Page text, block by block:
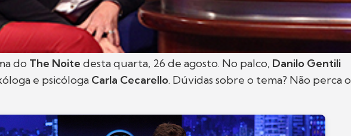
do The Noite desta quarta, 26 de agosto. No palco, Danilo Gentili
e psicóloga Carla Cecarello. Dúvidas sobre o tema? Não perca o